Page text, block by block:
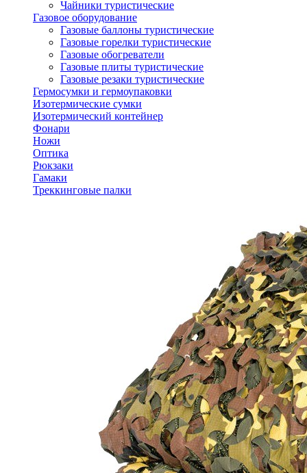
Чайники туристические
Газовое оборудование
Газовые баллоны туристические
Газовые горелки туристические
Газовые обогреватели
Газовые плиты туристические
Газовые резаки туристические
Гермосумки и гермоупаковки
Изотермические сумки
Изотермический контейнер
Фонари
Ножи
Оптика
Рюкзаки
Гамаки
Треккинговые палки